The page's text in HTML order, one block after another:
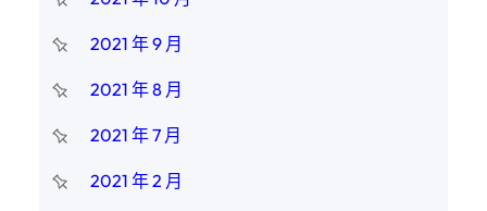
2021 年 9 月
2021 年 8 月
2021 年 7 月
2021 年 2 月